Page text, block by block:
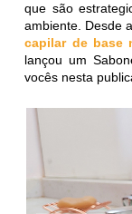
que são
ambiente. Desde
capilar de base
lançou um
vocês nesta